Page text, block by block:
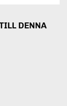
DENNA